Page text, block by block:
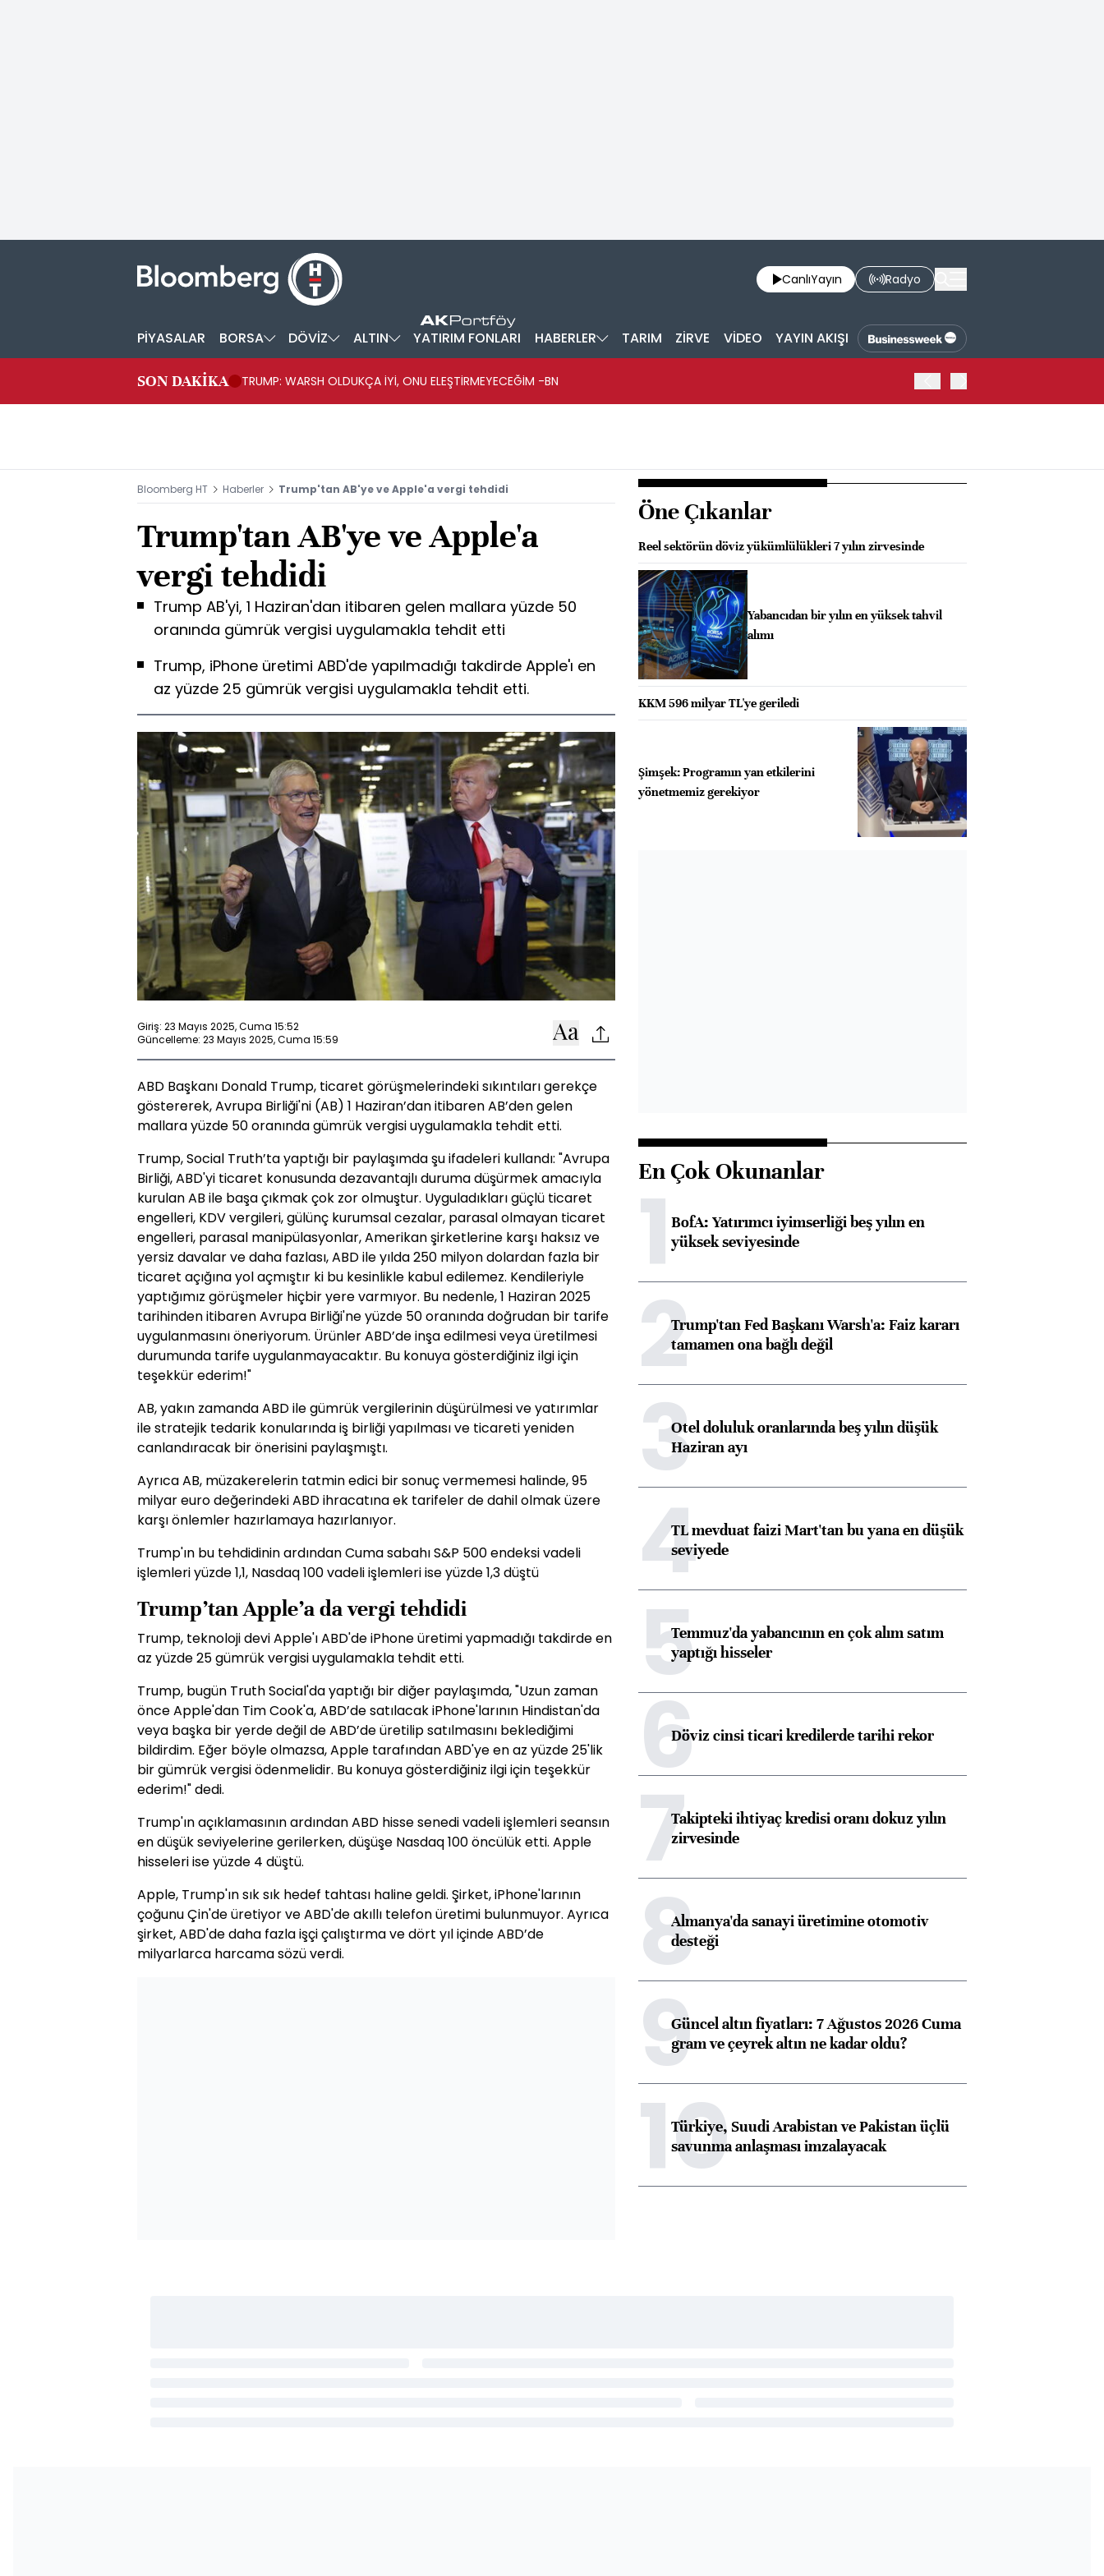
CanlıYayın Radyo
PİYASALAR BORSA DÖVİZ ALTIN YATIRIM FONLARI HABERLER TARIM ZİRVE VİDEO YAYIN AKIŞI
SON DAKİKA TRUMP: WARSH OLDUKÇA İYİ, ONU ELEŞTİRMEYECEĞİM -BN
Bloomberg HT Haberler Trump'tan AB'ye ve Apple'a vergi tehdidi
Trump'tan AB'ye ve Apple'a
vergi tehdidi
Trump AB'yi, 1 Haziran'dan itibaren gelen mallara yüzde 50
oranında gümrük vergisi uygulamakla tehdit etti
Trump, iPhone üretimi ABD'de yapılmadığı takdirde Apple'ı en
az yüzde 25 gümrük vergisi uygulamakla tehdit etti.
Giriş: 23 Mayıs 2025, Cuma 15:52
Güncelleme: 23 Mayıs 2025, Cuma 15:59
ABD Başkanı Donald Trump, ticaret görüşmelerindeki sıkıntıları gerekçe
göstererek, Avrupa Birliği'ni (AB) 1 Haziran’dan itibaren AB’den gelen
mallara yüzde 50 oranında gümrük vergisi uygulamakla tehdit etti.
Trump, Social Truth’ta yaptığı bir paylaşımda şu ifadeleri kullandı: "Avrupa
Birliği, ABD'yi ticaret konusunda dezavantajlı duruma düşürmek amacıyla
kurulan AB ile başa çıkmak çok zor olmuştur. Uyguladıkları güçlü ticaret
engelleri, KDV vergileri, gülünç kurumsal cezalar, parasal olmayan ticaret
engelleri, parasal manipülasyonlar, Amerikan şirketlerine karşı haksız ve
yersiz davalar ve daha fazlası, ABD ile yılda 250 milyon dolardan fazla bir
ticaret açığına yol açmıştır ki bu kesinlikle kabul edilemez. Kendileriyle
yaptığımız görüşmeler hiçbir yere varmıyor. Bu nedenle, 1 Haziran 2025
tarihinden itibaren Avrupa Birliği'ne yüzde 50 oranında doğrudan bir tarife
uygulanmasını öneriyorum. Ürünler ABD’de inşa edilmesi veya üretilmesi
durumunda tarife uygulanmayacaktır. Bu konuya gösterdiğiniz ilgi için
teşekkür ederim!"
AB, yakın zamanda ABD ile gümrük vergilerinin düşürülmesi ve yatırımlar
ile stratejik tedarik konularında iş birliği yapılması ve ticareti yeniden
canlandıracak bir önerisini paylaşmıştı.
Ayrıca AB, müzakerelerin tatmin edici bir sonuç vermemesi halinde, 95
milyar euro değerindeki ABD ihracatına ek tarifeler de dahil olmak üzere
karşı önlemler hazırlamaya hazırlanıyor.
Trump'ın bu tehdidinin ardından Cuma sabahı S&P 500 endeksi vadeli
işlemleri yüzde 1,1, Nasdaq 100 vadeli işlemleri ise yüzde 1,3 düştü
Trump’tan Apple’a da vergi tehdidi
Trump, teknoloji devi Apple'ı ABD'de iPhone üretimi yapmadığı takdirde en
az yüzde 25 gümrük vergisi uygulamakla tehdit etti.
Trump, bugün Truth Social'da yaptığı bir diğer paylaşımda, "Uzun zaman
önce Apple'dan Tim Cook'a, ABD’de satılacak iPhone'larının Hindistan'da
veya başka bir yerde değil de ABD’de üretilip satılmasını beklediğimi
bildirdim. Eğer böyle olmazsa, Apple tarafından ABD'ye en az yüzde 25'lik
bir gümrük vergisi ödenmelidir. Bu konuya gösterdiğiniz ilgi için teşekkür
ederim!" dedi.
Trump'ın açıklamasının ardından ABD hisse senedi vadeli işlemleri seansın
en düşük seviyelerine gerilerken, düşüşe Nasdaq 100 öncülük etti. Apple
hisseleri ise yüzde 4 düştü.
Apple, Trump'ın sık sık hedef tahtası haline geldi. Şirket, iPhone'larının
çoğunu Çin'de üretiyor ve ABD'de akıllı telefon üretimi bulunmuyor. Ayrıca
şirket, ABD'de daha fazla işçi çalıştırma ve dört yıl içinde ABD’de
milyarlarca harcama sözü verdi.
Öne Çıkanlar
Reel sektörün döviz yükümlülükleri 7 yılın zirvesinde
Yabancıdan bir yılın en yüksek tahvil
alımı
KKM 596 milyar TL'ye geriledi
Şimşek: Programın yan etkilerini
yönetmemiz gerekiyor
En Çok Okunanlar
1BofA: Yatırımcı iyimserliği beş yılın en
yüksek seviyesinde
2Trump'tan Fed Başkanı Warsh'a: Faiz kararı
tamamen ona bağlı değil
3Otel doluluk oranlarında beş yılın düşük
Haziran ayı
4TL mevduat faizi Mart'tan bu yana en düşük
seviyede
5Temmuz'da yabancının en çok alım satım
yaptığı hisseler
6Döviz cinsi ticari kredilerde tarihi rekor
7Takipteki ihtiyaç kredisi oranı dokuz yılın
zirvesinde
8Almanya'da sanayi üretimine otomotiv
desteği
9Güncel altın fiyatları: 7 Ağustos 2026 Cuma
gram ve çeyrek altın ne kadar oldu?
10
Türkiye, Suudi Arabistan ve Pakistan üçlü
savunma anlaşması imzalayacak